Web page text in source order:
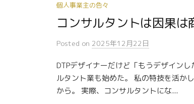
個人事業主の色々
コンサルタントは因果は
Posted on 2025年12月22日
DTPデザイナーだけど「もうデザイン
ルタント業も始めた。 私の特技を活か
から。 実際、コンサルタントにな...